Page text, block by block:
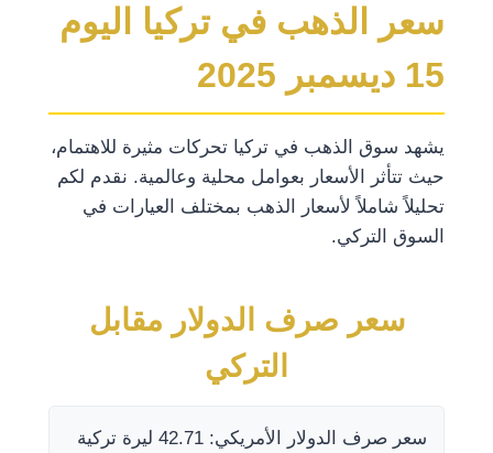
سعر الذهب في تركيا اليوم
15 ديسمبر 2025
يشهد سوق الذهب في تركيا تحركات مثيرة للاهتمام،
حيث تتأثر الأسعار بعوامل محلية وعالمية. نقدم لكم
تحليلاً شاملاً لأسعار الذهب بمختلف العيارات في
السوق التركي.
سعر صرف الدولار مقابل
التركي
سعر صرف الدولار الأمريكي: 42.71 ليرة تركية